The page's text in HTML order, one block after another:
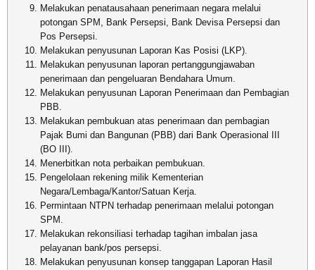
Melakukan penatausahaan penerimaan negara melalui
potongan SPM, Bank Persepsi, Bank Devisa Persepsi dan
Pos Persepsi.
Melakukan penyusunan Laporan Kas Posisi (LKP).
Melakukan penyusunan laporan pertanggungjawaban
penerimaan dan pengeluaran Bendahara Umum.
Melakukan penyusunan Laporan Penerimaan dan Pembagian
PBB.
Melakukan pembukuan atas penerimaan dan pembagian
Pajak Bumi dan Bangunan (PBB) dari Bank Operasional III
(BO III).
Menerbitkan nota perbaikan pembukuan.
Pengelolaan rekening milik Kementerian
Negara/Lembaga/Kantor/Satuan Kerja.
Permintaan NTPN terhadap penerimaan melalui potongan
SPM.
Melakukan rekonsiliasi terhadap tagihan imbalan jasa
pelayanan bank/pos persepsi.
Melakukan penyusunan konsep tanggapan Laporan Hasil